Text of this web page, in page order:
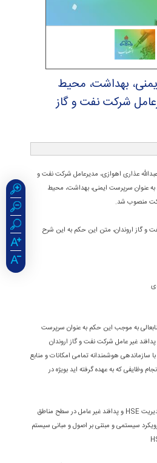
بهداشت، محیط
شركت نفت و گاز
عذاری اهوازی، مدیرعامل شرکت نفت و
به عنوان سرپرست ایمنی، بهداشت، محیط
منصوب شد.
و گاز اروندان، متن این حکم به این شرح
به موجب این حکم به عنوان سرپرست
غیر عامل شرکت نفت و گاز اروندان
هوشمندانه تمامی امکانات و منابع
وظایفی که به عهده گرفته اید بویژه در
- توجه جدی به تعمیق فرهنگ مدیریت HSE و پدافند غیر عامل در سطح مناطق
سیستمی و مبتنی بر اصول و مبانی سیستم